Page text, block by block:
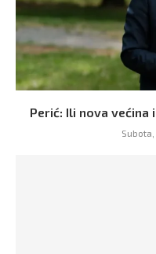
Perić: Ili nova većina